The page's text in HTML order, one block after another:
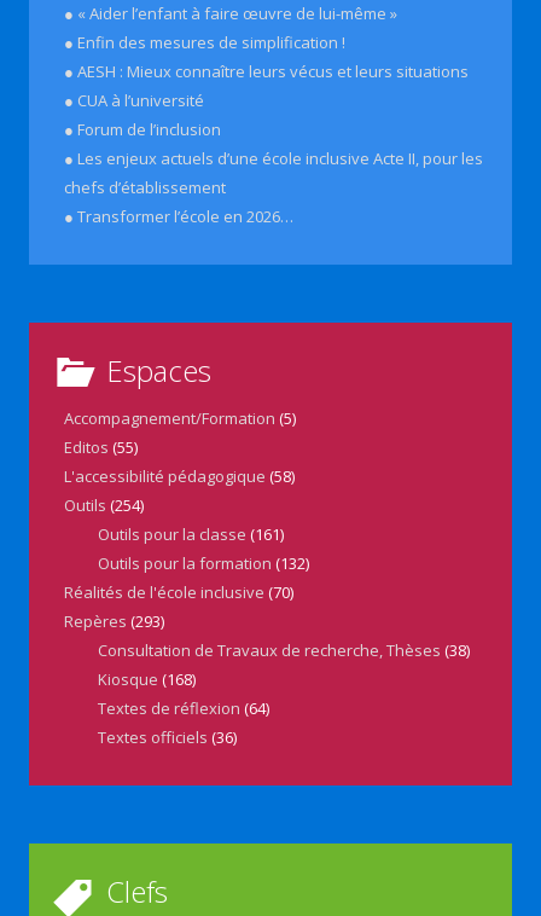
● « Aider l’enfant à faire œuvre de lui-même »
● Enfin des mesures de simplification !
● AESH : Mieux connaître leurs vécus et leurs situations
● CUA à l’université
● Forum de l’inclusion
● Les enjeux actuels d’une école inclusive Acte II, pour les
chefs d’établissement
● Transformer l’école en 2026…
Espaces
Accompagnement/Formation (5)
Editos (55)
L'accessibilité pédagogique (58)
Outils (254)
Outils pour la classe (161)
Outils pour la formation (132)
Réalités de l'école inclusive (70)
Repères (293)
Consultation de Travaux de recherche, Thèses (38)
Kiosque (168)
Textes de réflexion (64)
Textes officiels (36)
Clefs